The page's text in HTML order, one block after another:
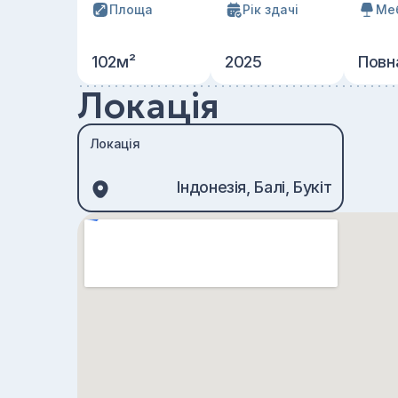
Площа
102м²
Рік здачі
2025
Локація
Локація
Індонезія, Балі, Букіт